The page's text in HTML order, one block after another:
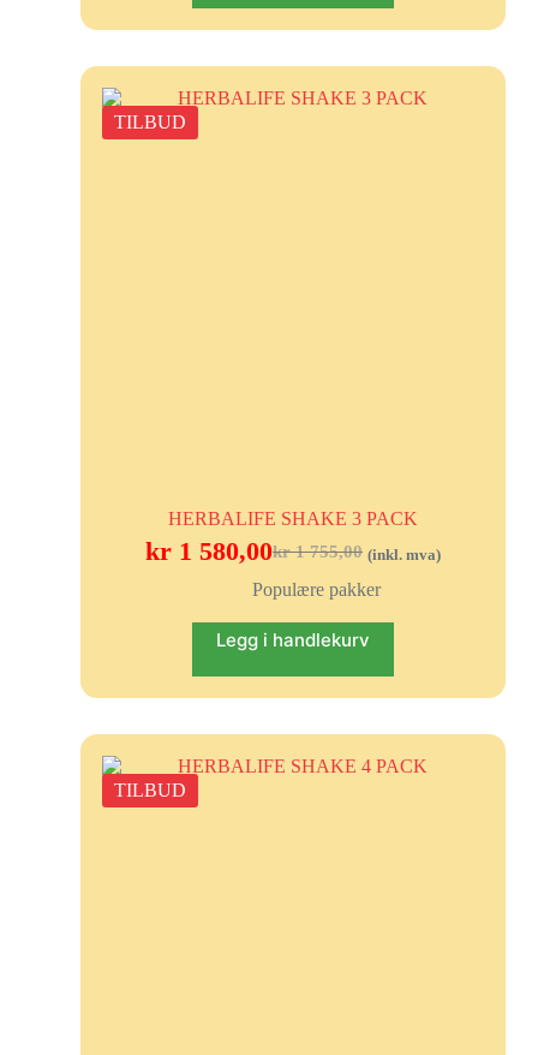
TILBUD
HERBALIFE SHAKE 3 PACK
kr1 755,00
kr1 580,00 (inkl. mva)
Populære pakker
Legg i handlekurv
TILBUD